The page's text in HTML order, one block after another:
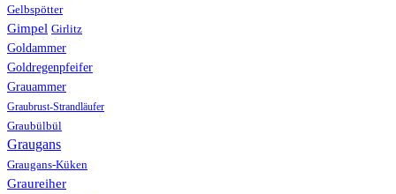
Gelbspötter
Gimpel Girlitz
Goldammer
Goldregenpfeifer
Grauammer
Graubrust-Strandläufer
Graubülbül
Graugans
Graugans-Küken
Graureiher